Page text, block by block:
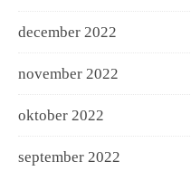
december 2022
november 2022
oktober 2022
september 2022